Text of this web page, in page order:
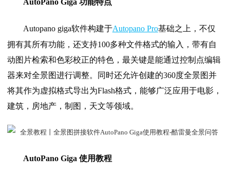
AutoPano Giga 功能特点
Autopano giga软件构建于Autopano Pro基础之上，不仅
拥有其所有功能，还支持100多种文件格式的输入，带有自
动图片检索和色彩校正的特色，最关键是能通过控制点编辑
器来对全景图进行调整。同时还允许创建的360度全景图并
将其作为虚拟格式导出为Flash格式，能够广泛应用于电影，
建筑，房地产，制图，天文等领域。
AutoPano Giga 使用教程